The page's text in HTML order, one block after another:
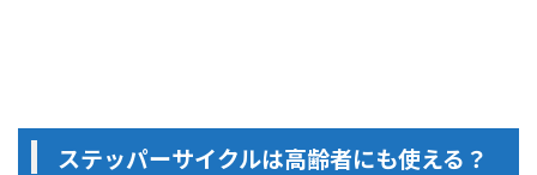
ステッパーサイクルは高齢者にも使える？